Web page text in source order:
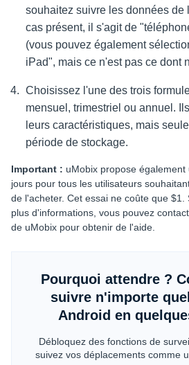
souhaitez suivre les données de
cas présent, il s'agit de
(vous pouvez également
iPad", mais ce n'est pas ce dont
Choisissez l'une des trois
mensuel, trimestriel ou annuel.
leurs caractéristiques, mais
période de stockage.
Important : uMobix propose
jours pour tous les utilisateurs
de l'acheter. Cet essai ne coûte que $1.
plus d'informations, vous pouvez
de uMobix pour obtenir de l'aide.
Pourquoi attendre ?
suivre n'importe
Android en
Débloquez des fonctions de
suivez vos déplacements comme